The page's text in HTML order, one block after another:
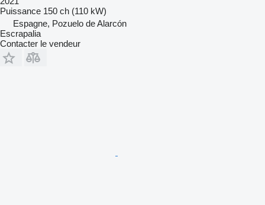
Puissance 150 ch (110 kW)
Espagne, Pozuelo de Alarcón
Escrapalia
Contacter le vendeur